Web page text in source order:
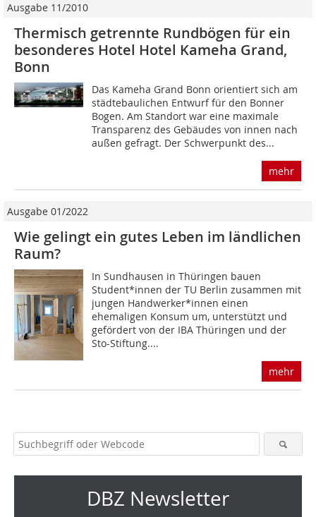
Ausgabe 11/2010
Thermisch getrennte Rundbögen für ein
besonderes Hotel Hotel Kameha Grand,
Bonn
Das Kameha Grand Bonn orientiert sich am
städtebaulichen Entwurf für den Bonner
Bogen. Am Standort war eine maximale
Transparenz des Gebäudes von innen nach
außen gefragt. Der Schwerpunkt des...
mehr
Ausgabe 01/2022
Wie gelingt ein gutes Leben im ländlichen
Raum?
In Sundhausen in Thüringen bauen
Student*innen der TU Berlin zusammen mit
jungen Handwerker*innen einen
ehemaligen Konsum um, unterstützt und
gefördert von der IBA Thüringen und der
Sto-Stiftung....
mehr
DBZ Newsletter